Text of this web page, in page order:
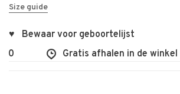
Size guide
♥ Bewaar voor geboortelijst
Gratis afhalen in de winkel